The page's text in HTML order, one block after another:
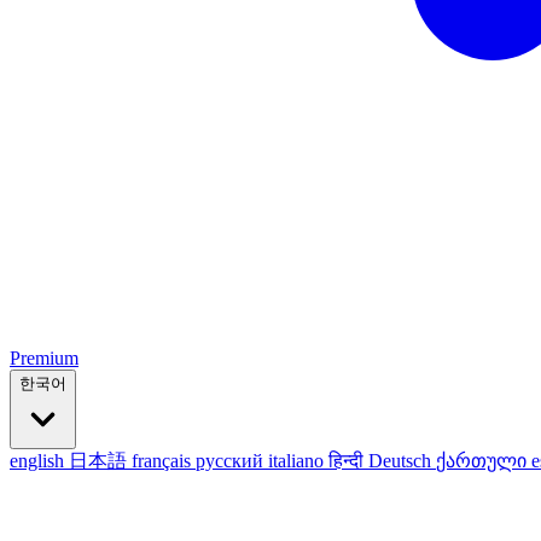
Premium
한국어
english 日本語 français русский italianoहिन्दी Deutsch ქართული